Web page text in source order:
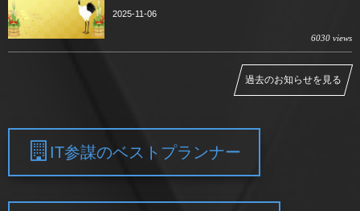
2025-11-06
6030 views
過去のお知らせを見る
IT参謀のベストプランナー